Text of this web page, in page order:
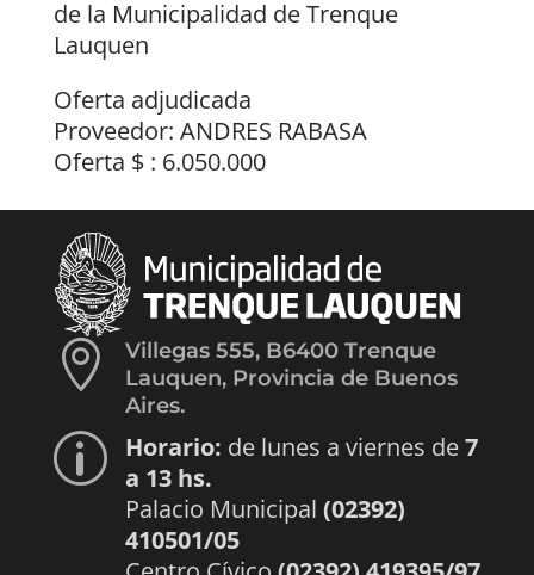
de la Municipalidad de Trenque
Lauquen
Oferta adjudicada
Proveedor: ANDRES RABASA
Oferta $ : 6.050.000

Villegas 555, B6400 Trenque
Lauquen, Provincia de Buenos
Aires.
p Horario: de lunes a viernes de7
a 13 hs.
Palacio Municipal (02392)
410501/05